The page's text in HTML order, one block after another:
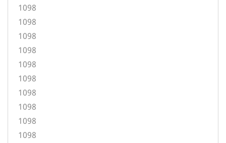
1098
1098
1098
1098
1098
1098
1098
1098
1098
1098